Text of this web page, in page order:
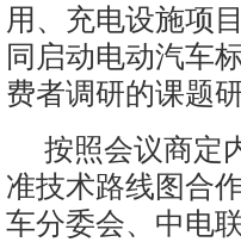
用、充电设施项
同启动电动汽车
费者调研的课题研
按照会议商定
准技术路线图合
车分委会、中电